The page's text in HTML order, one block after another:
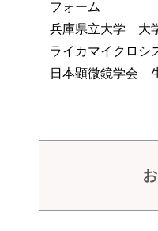
フォーム
兵庫県立大学 大学
ライカマイクロシス
日本顕微鏡学会 生